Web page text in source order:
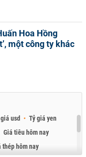
Hoa Hồng
một công ty khác
usd
Tỷ giá yen
Giá tiêu hôm nay
thép hôm nay